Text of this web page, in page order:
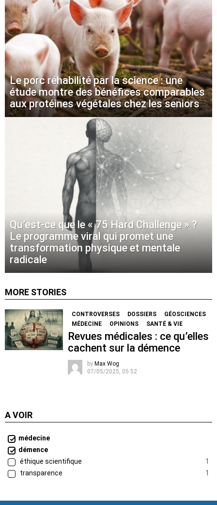
Le porc réhabilité par la science : une
étude montre des bénéfices comparables
aux protéines végétales chez les seniors
Qu’est-ce que le « 75 Hard Challenge » ?
Le programme viral qui promet une
transformation physique et mentale
radicale
MORE STORIES
CONTROVERSES DOSSIERS
GÉOSCIENCES
MÉDECINE
OPINIONS SANTÉ & VIE
Revues médicales : ce qu’elles
cachent sur la démence
by Max Wog
07/05/2025, 05:52
A VOIR
médecine
démence
éthique scientifique
1
transparence
1